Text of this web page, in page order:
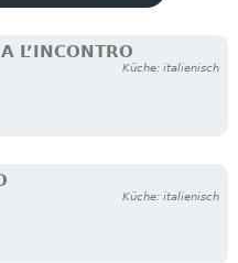
L’INCONTRO
Küche: italienisch
Küche: italienisch